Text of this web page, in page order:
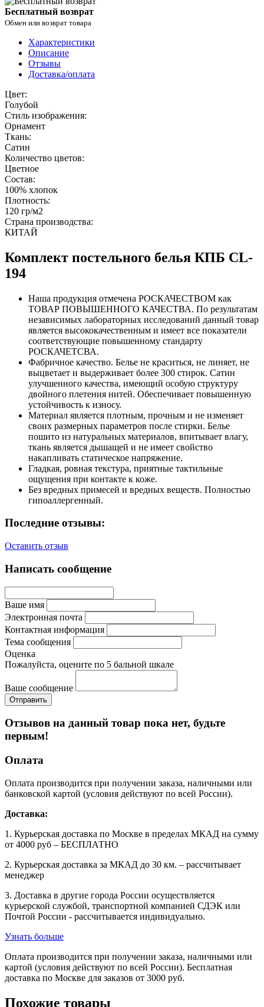
Бесплатный возврат
Обмен или возврат товара
Характеристики
Описание
Отзывы
Доставка/оплата
Цвет:
Голубой
Стиль изображения:
Орнамент
Ткань:
Сатин
Количество цветов:
Цветное
Состав:
100% хлопок
Плотность:
120 гр/м2
Страна производства:
КИТАЙ
Комплект постельного белья КПБ CL-
194
Наша продукция отмечена РОСКАЧЕСТВОМ как
ТОВАР ПОВЫШЕННОГО КАЧЕСТВА. По результатам
независимых лабораторных исследований данный товар
является высококачественным и имеет все показатели
соответствующие повышенному стандарту
РОСКАЧЕТСВА.
Фабричное качество. Белье не краситься, не линяет, не
выцветает и выдерживает более 300 стирок. Сатин
улучшенного качества, имеющий особую структуру
двойного плетения нитей. Обеспечивает повышенную
устойчивость к износу.
Материал является плотным, прочным и не изменяет
своих размерных параметров после стирки. Белье
пошито из натуральных материалов, впитывает влагу,
ткань является дышащей и не имеет свойство
накапливать статическое напряжение.
Гладкая, ровная текстура, приятные тактильные
ощущения при контакте к коже.
Без вредных примесей и вредных веществ. Полностью
гипоаллергенный.
Последние отзывы:
Оставить отзыв
Написать сообщение
Ваше имя
Электронная почта
Контактная информация
Тема сообщения
Оценка
Пожалуйста, оцените по 5 бальной шкале
Ваше сообщение
Отзывов на данный товар пока нет, будьте
первым!
Оплата
Оплата производится при получении заказа, наличными или
банковской картой (условия действуют по всей России).
Доставка:
1. Курьерская доставка по Москве в пределах МКАД на сумму
от 4000 руб – БЕСПЛАТНО
2. Курьерская доставка за МКАД до 30 км. – рассчитывает
менеджер
3. Доставка в другие города России осуществляется
курьерской службой, транспортной компанией СДЭК или
Почтой России - рассчитывается индивидуально.
Узнать больше
Оплата производится при получении заказа, наличными или
картой (условия действуют по всей России). Бесплатная
доставка по Москве для заказов от 3000 руб.
Похожие товары